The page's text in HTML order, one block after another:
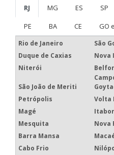
RJ MG ES SP
PE
BA CE GO
Rio de Janeiro
São
Duque de Caxias
Nova
Niterói
São João de Meriti
Petrópolis
Volta
Magé
Mesquita
Nova
Barra Mansa
Cabo Frio